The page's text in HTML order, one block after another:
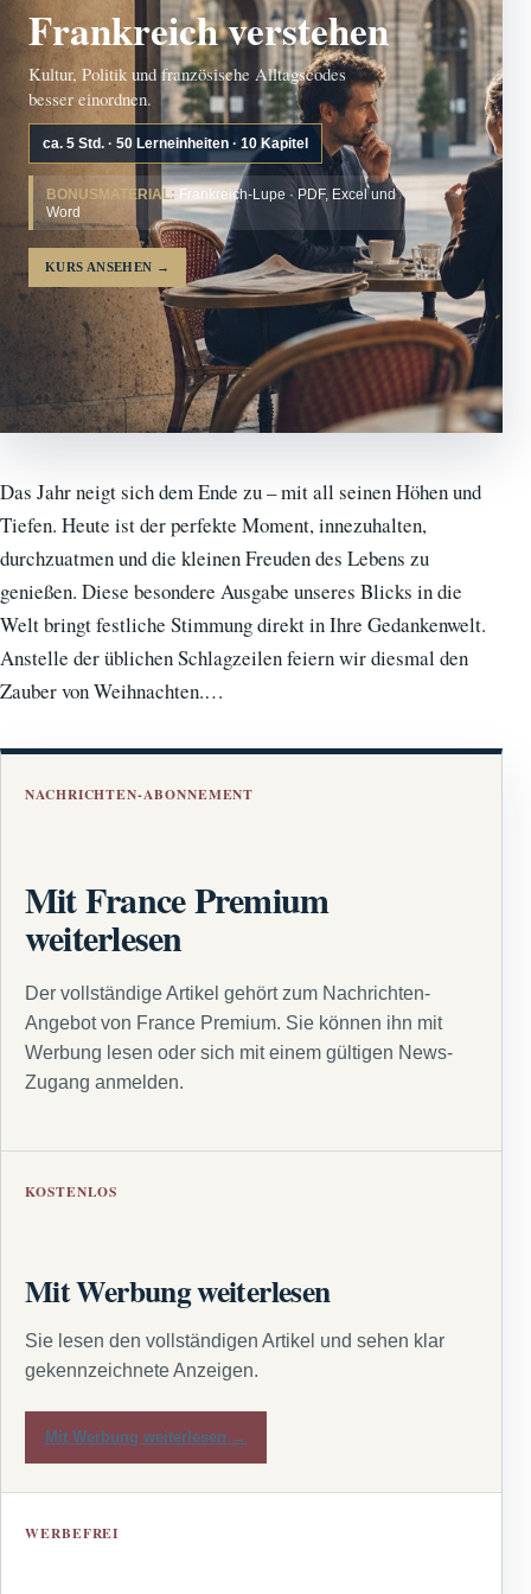
Frankreich verstehen
Kultur, Politik und französische Alltagscodes
besser einordnen.
ca. 5 Std. · 50 Lerneinheiten · 10 Kapitel
BONUSMATERIAL: Frankreich-Lupe · PDF, Excel und
Word
KURS ANSEHEN →
Das Jahr neigt sich dem Ende zu – mit all seinen Höhen und
Tiefen. Heute ist der perfekte Moment, innezuhalten,
durchzuatmen und die kleinen Freuden des Lebens zu
genießen. Diese besondere Ausgabe unseres Blicks in die
Welt bringt festliche Stimmung direkt in Ihre Gedankenwelt.
Anstelle der üblichen Schlagzeilen feiern wir diesmal den
Zauber von Weihnachten.…
NACHRICHTEN-ABONNEMENT
Mit France Premium
weiterlesen
Der vollständige Artikel gehört zum Nachrichten-
Angebot von France Premium. Sie können ihn mit
Werbung lesen oder sich mit einem gültigen News-
Zugang anmelden.
KOSTENLOS
Mit Werbung weiterlesen
Sie lesen den vollständigen Artikel und sehen klar
gekennzeichnete Anzeigen.
Mit Werbung weiterlesen →
WERBEFREI